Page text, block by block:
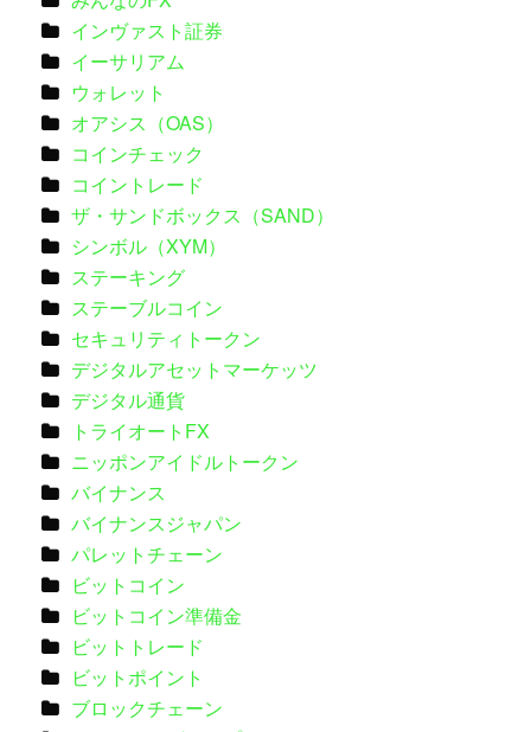
インヴァスト証券
イーサリアム
ウォレット
オアシス（OAS）
コインチェック
コイントレード
ザ・サンドボックス（SAND）
シンボル（XYM）
ステーキング
ステーブルコイン
セキュリティトークン
デジタルアセットマーケッツ
デジタル通貨
トライオートFX
ニッポンアイドルトークン
バイナンス
バイナンスジャパン
パレットチェーン
ビットコイン
ビットコイン準備金
ビットトレード
ビットポイント
ブロックチェーン